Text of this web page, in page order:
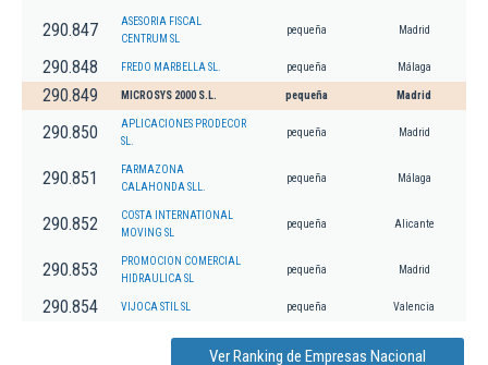
290.847
ASESORIA FISCAL
CENTRUM SL
pequeña Madrid
290.848 FREDO MARBELLA SL. pequeña Málaga
290.849 MICROSYS 2000 S.L. pequeña Madrid
290.850
APLICACIONES PRODECOR
SL.
pequeña Madrid
290.851
FARMAZONA
CALAHONDA SLL.
pequeña Málaga
290.852
COSTA INTERNATIONAL
MOVING SL
pequeña Alicante
290.853
PROMOCION COMERCIAL
HIDRAULICA SL
pequeña Madrid
290.854 VIJOCA STIL SL pequeña Valencia
Ver Ranking de Empresas Nacional